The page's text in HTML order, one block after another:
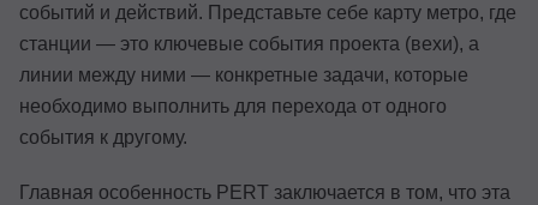
событий и действий. Представьте себе карту метро, где
станции — это ключевые события проекта (вехи), а
линии между ними — конкретные задачи, которые
необходимо выполнить для перехода от одного
события к другому.
Главная особенность PERT заключается в том, что эта